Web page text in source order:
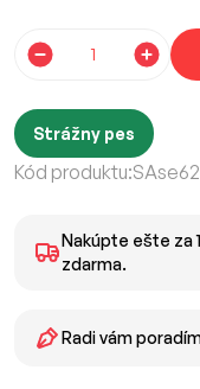
Strážny pes
Kód produktu:
Nakúpte ešte za
zdarma.
Radi vám